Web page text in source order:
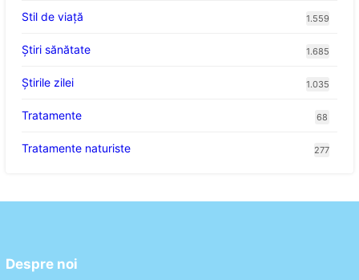
Stil de viaţă 1.559
Ştiri sănătate 1.685
Știrile zilei 1.035
Tratamente 68
Tratamente naturiste 277
Despre noi